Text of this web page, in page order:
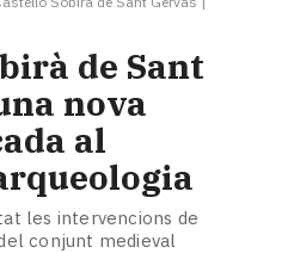
de Sant
nova
al
les intervencions de
conjunt medieval